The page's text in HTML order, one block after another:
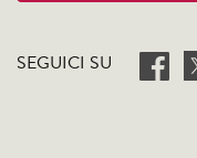
SEGUICI SU